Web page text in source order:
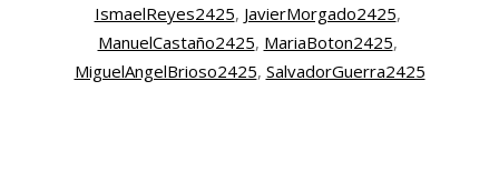
IsmaelReyes2425, JavierMorgado2425
ManuelCastaño2425, MariaBoton2425
MiguelAngelBrioso2425, SalvadorGuerra2425